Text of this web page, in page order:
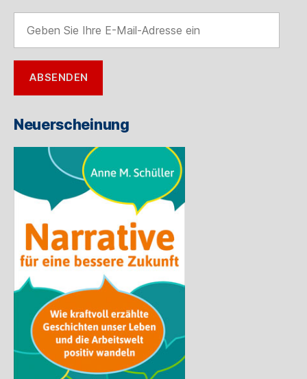
Sie
Ihre
E-
Mail-
Adresse
ABSENDEN
Neuerscheinung